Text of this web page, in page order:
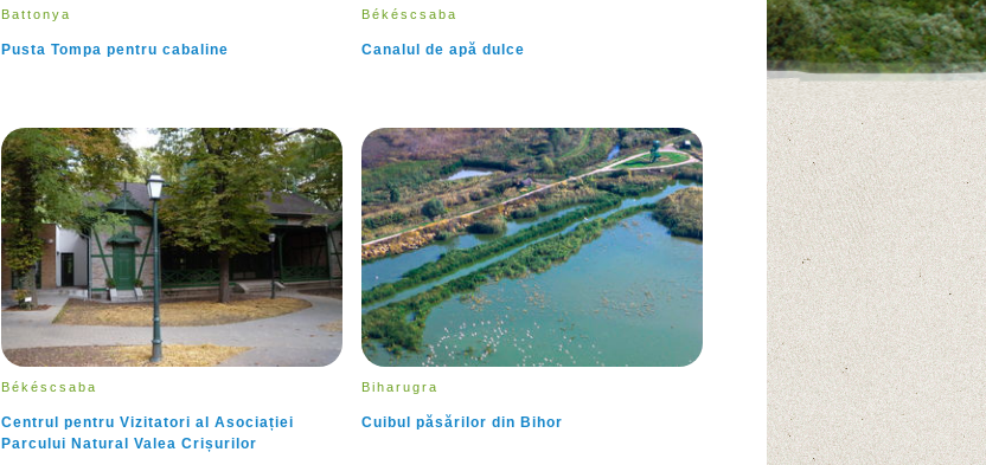
Battonya
Pusta Tompa pentru cabaline
Békéscsaba
Canalul de apă dulce
Békéscsaba
Centrul pentru Vizitatori al Asociației
Parcului Natural Valea Crișurilor
Biharugra
Cuibul păsărilor din Bihor